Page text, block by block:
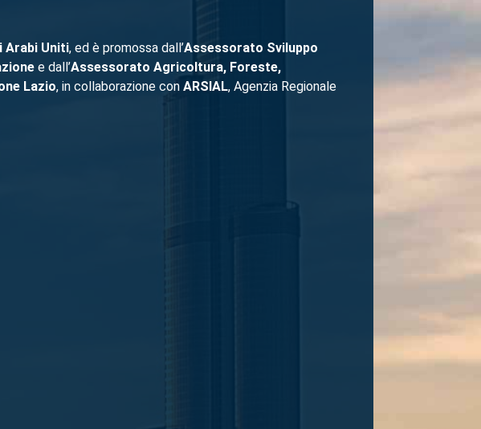
Arabi Uniti, ed è promossa dall’Assessorato Sviluppo
e dall’Assessorato Agricoltura, Foreste,
Lazio, in collaborazione conARSIAL, Agenzia Regionale